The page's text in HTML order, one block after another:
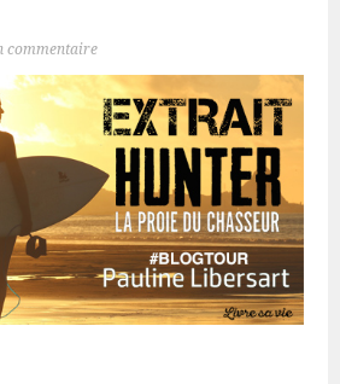
commentaire